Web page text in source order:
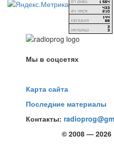
Мы в соцсетях
Карта сайта
Последние материалы
Контакты:
© 2008 — 2026